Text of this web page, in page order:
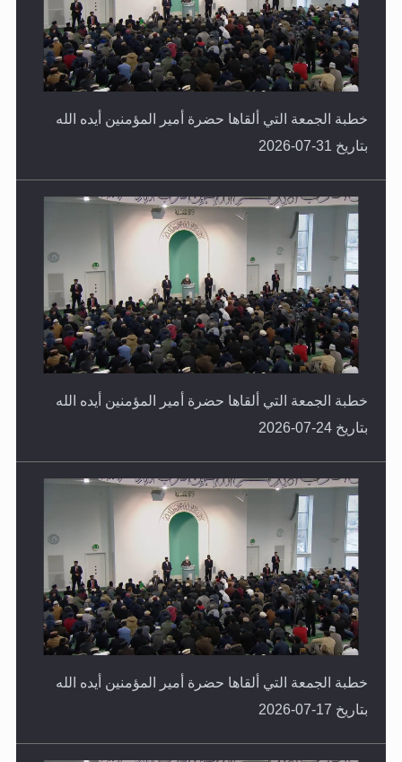
خطبة الجمعة التي ألقاها حضرة أمير المؤمنين أيده الله
بتاريخ 31-07-2026
خطبة الجمعة التي ألقاها حضرة أمير المؤمنين أيده الله
بتاريخ 24-07-2026
خطبة الجمعة التي ألقاها حضرة أمير المؤمنين أيده الله
بتاريخ 17-07-2026